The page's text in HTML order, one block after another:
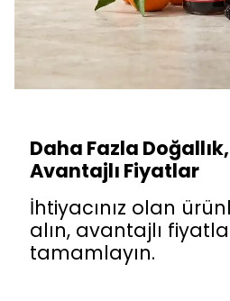
Daha Fazla
Avantajlı Fiyatlar
İhtiyacınız olan
alın, avantajlı
tamamlayın.